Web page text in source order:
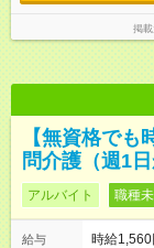
掲
【無資格で
問介護（週1
アルバイト 職種
給与
時給1,560